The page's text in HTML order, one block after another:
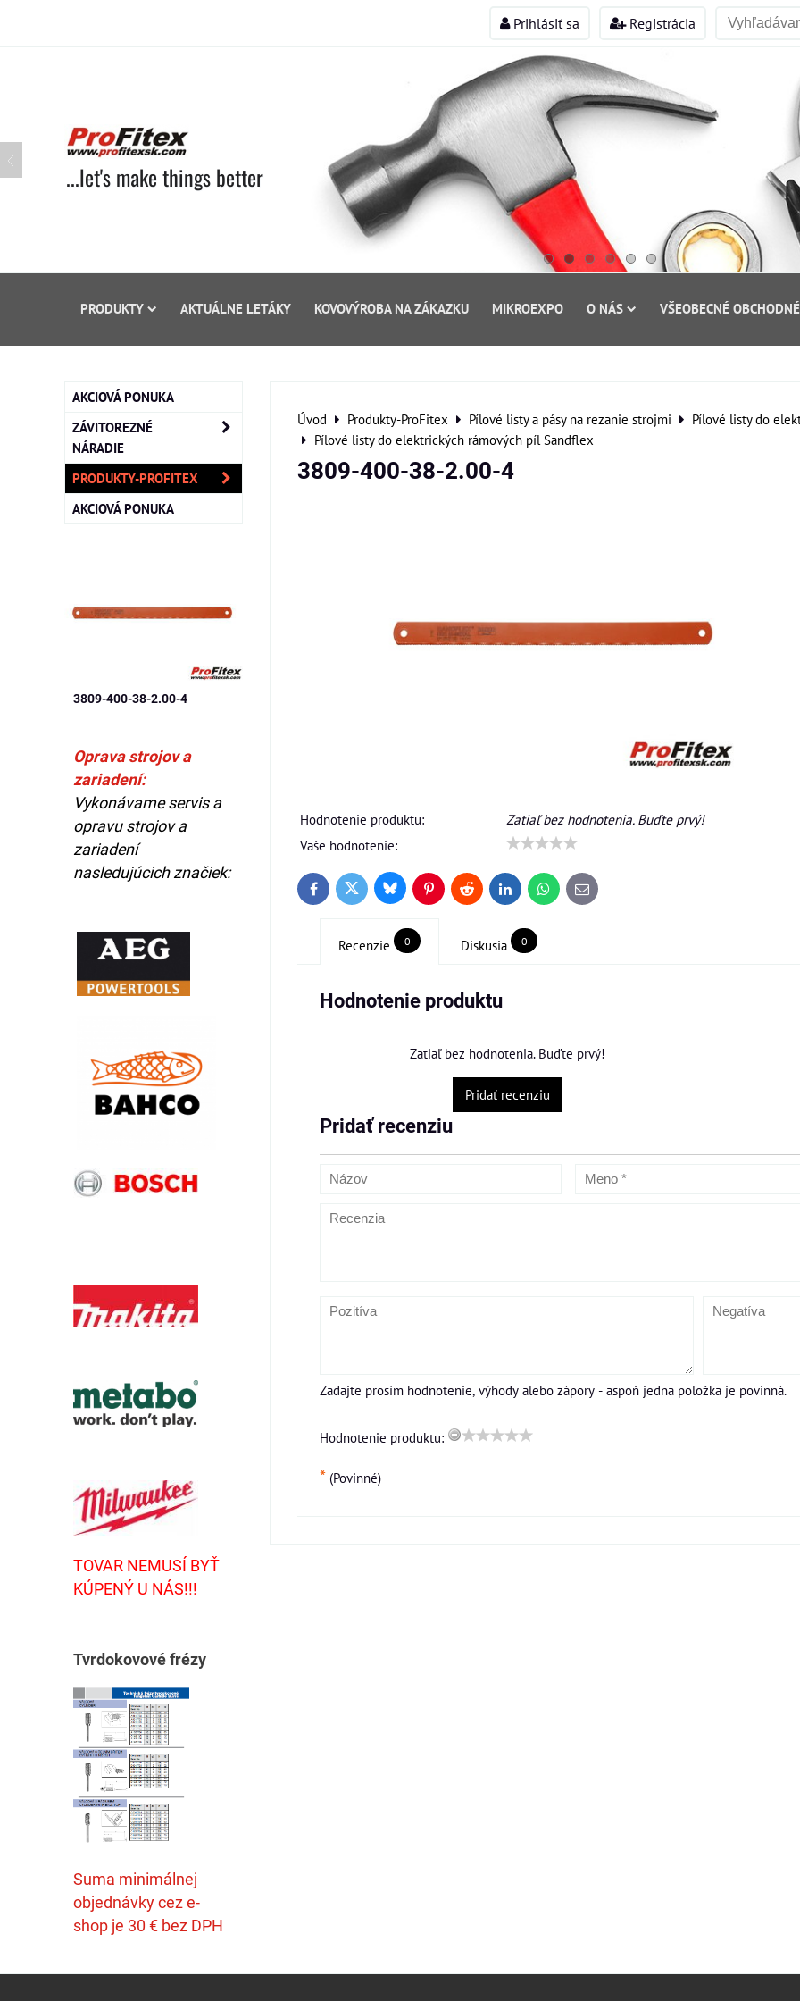
Prihlásiť sa Registrácia
...let's make things better
PRODUKTY AKTUÁLNE LETÁKY KOVOVÝROBA NA ZÁKAZKU MIKROEXPO O NÁS VŠEOBECNÉ
Úvod Produkty-ProFitex Pílové listy a pásy na rezanie strojmi
Pílové listy do
Pílové listy do elektrických rámových píl Sandflex
3809-400-38-2.00-4
Hodnotenie produktu:
Zatiaľ bez hodnotenia. Buďte prvý!
Vaše hodnotenie:
FacebookTwitter BlueskyPinterestReddit LinkedInWhatsApp
E-
mail
Recenzie 0 Diskusia 0
Hodnotenie produktu
Zatiaľ bez hodnotenia. Buďte prvý!
Pridať recenziu
Pridať recenziu
Zadajte prosím hodnotenie, výhody alebo zápory - aspoň jedna položka je povinná.
Hodnotenie produktu:
* (Povinné)
AKCIOVÁ PONUKA
ZÁVITOREZNÉ
NÁRADIE
PRODUKTY-PROFITEX
AKCIOVÁ PONUKA
3809-400-38-2.00-4
Oprava strojov a
zariadení:
Vykonávame servis a
opravu strojov a
zariadení
nasledujúcich značiek:
TOVAR NEMUSÍ BYŤ
KÚPENÝ U NÁS!!!
Tvrdokovové frézy
Suma minimálnej
objednávky cez e-
shop je 30 € bez DPH